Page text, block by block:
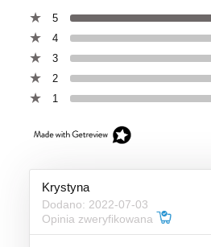
5
4
3
2
1
Krystyna
Dodano: 2022-07-03
Opinia zweryfikowana